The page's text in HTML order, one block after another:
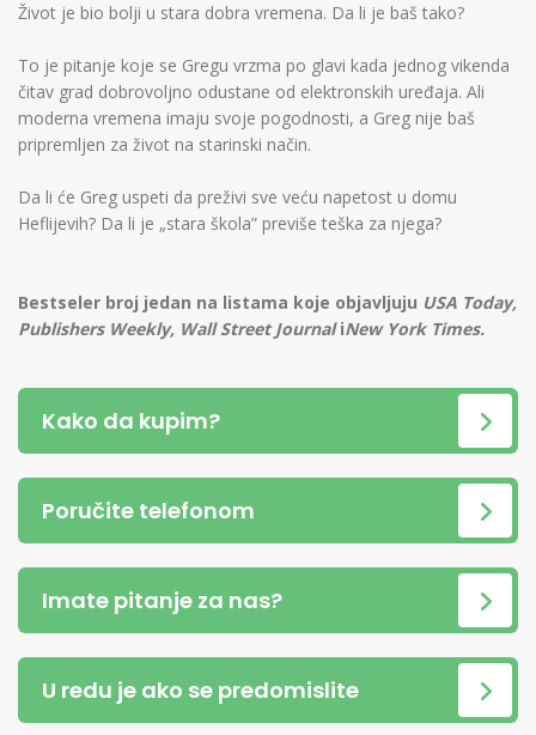
Život je bio bolji u stara dobra vremena. Da li je baš tako?
To je pitanje koje se Gregu vrzma po glavi kada jednog vikenda
čitav grad dobrovoljno odustane od elektronskih uređaja. Ali
moderna vremena imaju svoje pogodnosti, a Greg nije baš
pripremljen za život na starinski način.
Da li će Greg uspeti da preživi sve veću napetost u domu
Heflijevih? Da li je „stara škola” previše teška za njega?
Bestseler broj jedan na listama koje objavljuju USA Today,
Publishers Weekly, Wall Street JournaliNew York Times.
Kako da kupim?
Poručite telefonom
Imate pitanje za nas?
U redu je ako se predomislite